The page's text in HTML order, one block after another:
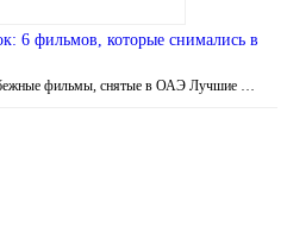
6 фильмов, которые снимались в
фильмы, снятые в ОАЭ Лучшие …